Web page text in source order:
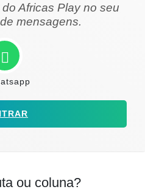
Africas Play no seu
mensagens.
ou coluna?